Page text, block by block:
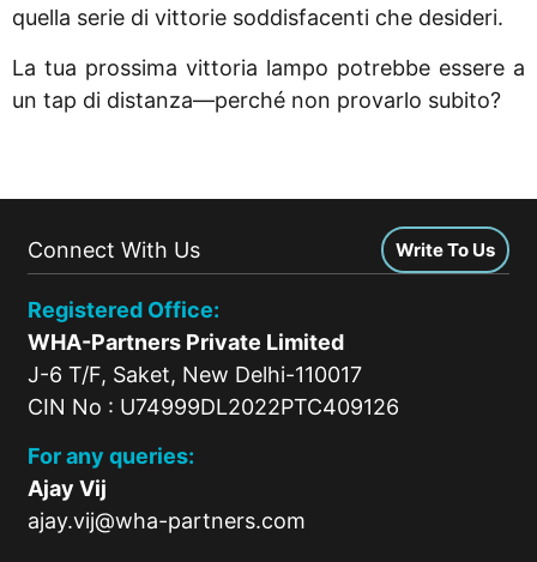
quella serie di vittorie soddisfacenti che desideri.
La tua prossima vittoria lampo potrebbe essere a
un tap di distanza—perché non provarlo subito?
Connect With Us Write To Us
Registered Office:
WHA-Partners Private Limited
J-6 T/F, Saket, New Delhi-110017
CIN No : U74999DL2022PTC409126
For any queries:
Ajay Vij
ajay.vij@wha-partners.com